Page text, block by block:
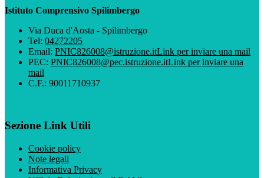
Istituto Comprensivo Spilimbergo
Via Duca d'Aosta - Spilimbergo
Tel: 04272205
Email: PNIC826008@istruzione.itLink per inviare una mail
PEC: PNIC826008@pec.istruzione.itLink per inviare una
mail
C.F.: 90011710937
Sezione Link Utili
Cookie policy
Note legali
Informativa Privacy